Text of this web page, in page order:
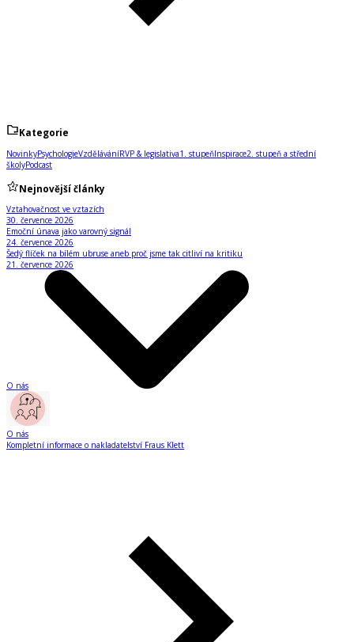
Kategorie
NovinkyPsychologieVzděláváníRVP & legislativa1. stupeňInspirace2. stupeň a střední
školyPodcast
Nejnovější články
Vztahovačnost ve vztazích
30. července 2026
Emoční únava jako varovný signál
24. července 2026
Šedý flíček na bílém ubruse aneb proč jsme tak citliví na kritiku
21. července 2026
O nás
O nás
Kompletní informace o nakladatelství Fraus Klett